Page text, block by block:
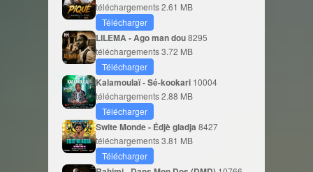
téléchargements2.61 MB
Télécharger
LILEMA - Ago man dou8295
téléchargements3.72 MB
Télécharger
Kalamoulaï - Sé-kookari 10004
téléchargements2.88 MB
Télécharger
Swite Monde - Édjè gladja 8427
téléchargements3.81 MB
Télécharger